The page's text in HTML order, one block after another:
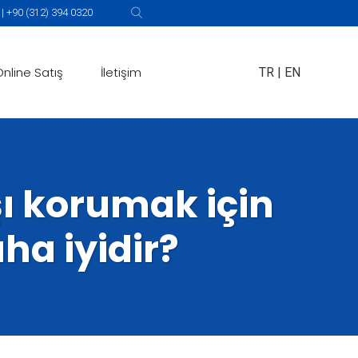
+90 (312) 394 0320
Satış İletişim TR| EN
korumak için
iyidir?